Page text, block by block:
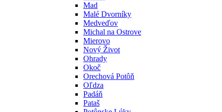
Mad
Malé Dvorníky
Medveďov
Michal na Ostrove
Mierovo
Nový Život
Ohrady
Okoč
Orechová Potôň
Oľdza
Padáň
Pataš